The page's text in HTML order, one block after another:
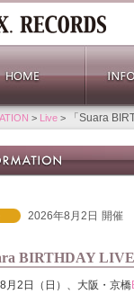
> Live > 「Suara
2026年8月2日 開催
BIRTHDAY
月2日（日）、大阪・京橋